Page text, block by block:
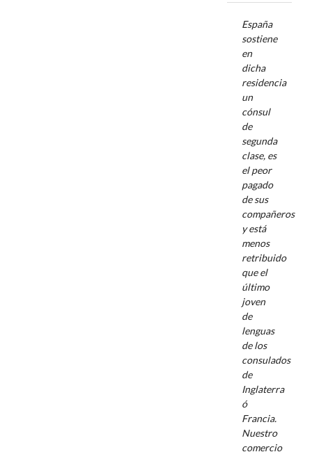
España
sostiene
en
dicha
residencia
un
cónsul
de
segunda
clase, es
el peor
pagado
de sus
compañeros
y está
menos
retribuido
que el
último
joven
de
lenguas
de los
consulados
de
Inglaterra
ó
Francia.
Nuestro
comercio